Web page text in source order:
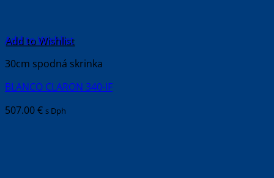
Add to Wishlist
30cm spodná skrinka
BLANCO CLARON 340-IF
507.00€ s Dph